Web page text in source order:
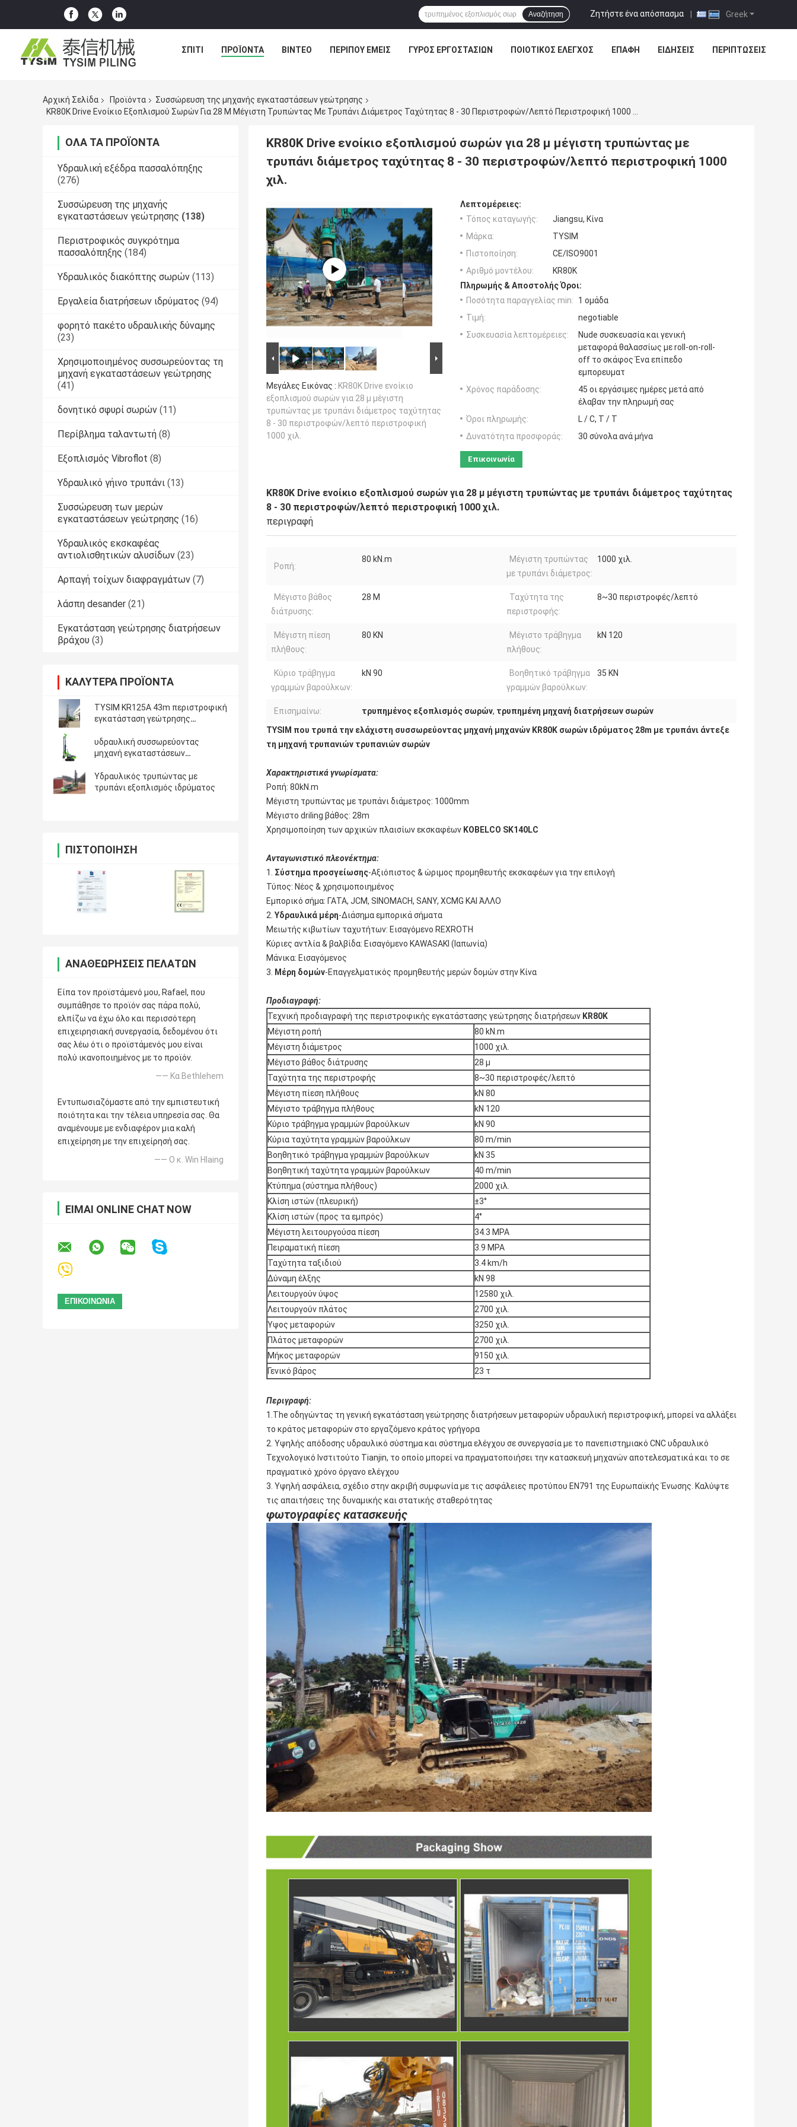
Greek
Ζητήστε ένα απόσπασμα |
Αναζήτηση
ΣΠΊΤΙ ΠΡΟΪΌΝΤΑ ΒΊΝΤΕΟ ΠΕΡΊΠΟΥ ΕΜΕΊΣ ΓΎΡΟΣ ΕΡΓΟΣΤΑΣΊΩΝ ΠΟΙΟΤΙΚΌΣ ΈΛΕΓΧΟΣ ΕΠΑΦΉ ΕΙΔΗΣΕΙΣ ΠΕΡΙΠΤΏΣΕΙΣ
Αρχική Σελίδα Προϊόντα
Συσσώρευση της μηχανής εγκαταστάσεων γεώτρησης
ΌΛΑ ΤΑ ΠΡΟΪΌΝΤΑ
Υδραυλική εξέδρα πασσαλόπηξης
(276)
Συσσώρευση της μηχανής
εγκαταστάσεων γεώτρησης (138)
Περιστροφικός συγκρότημα
πασσαλόπηξης (184)
Υδραυλικός διακόπτης σωρών (113)
Εργαλεία διατρήσεων ιδρύματος (94)
φορητό πακέτο υδραυλικής δύναμης
(23)
Χρησιμοποιημένος συσσωρεύοντας τη
μηχανή εγκαταστάσεων γεώτρησης
(41)
δονητικό σφυρί σωρών (11)
Περίβλημα ταλαντωτή (8)
Εξοπλισμός Vibroflot (8)
Υδραυλικό γήινο τρυπάνι (13)
Συσσώρευση των μερών
εγκαταστάσεων γεώτρησης (16)
Υδραυλικός εκσκαφέας
αντιολισθητικών αλυσίδων (23)
Αρπαγή τοίχων διαφραγμάτων (7)
λάσπη desander (21)
Εγκατάσταση γεώτρησης διατρήσεων
βράχου (3)
ΚΑΛΎΤΕΡΑ ΠΡΟΪΌΝΤΑ
TYSIM KR125A 43m περιστροφική
εγκατάσταση γεώτρησης
υδραυλική συσσωρεύοντας
μηχανή εγκαταστάσεων
Υδραυλικός τρυπώντας με
τρυπάνι εξοπλισμός ιδρύματος
ΠΙΣΤΟΠΟΊΗΣΗ
ΑΝΑΘΕΩΡΉΣΕΙΣ ΠΕΛΑΤΏΝ
Είπα τον προϊστάμενό μου, Rafael, που
συμπάθησε το προϊόν σας πάρα πολύ,
ελπίζω να έχω όλο και περισσότερη
επιχειρησιακή συνεργασία, δεδομένου ότι
σας λέω ότι ο προϊστάμενός μου είναι
πολύ ικανοποιημένος με το προϊόν.
—— Κα Bethlehem
Εντυπωσιαζόμαστε από την εμπιστευτική
ποιότητα και την τέλεια υπηρεσία σας. Θα
αναμένουμε με ενδιαφέρον μια καλή
επιχείρηση με την επιχείρησή σας.
—— Ο κ. Win Hlaing
ΕΊΜΑΙ ONLINE CHAT NOW
KR80K Drive ενοίκιο εξοπλισμού σωρών για 28 μ μέγιστη τρυπώντας με
τρυπάνι διάμετρος ταχύτητας 8 - 30 περιστροφών/λεπτό περιστροφική 1000
χιλ.
Μεγάλες Εικόνας : KR80K Drive ενοίκιο
εξοπλισμού σωρών για 28 μ μέγιστη
τρυπώντας με τρυπάνι διάμετρος ταχύτητας
8 - 30 περιστροφών/λεπτό περιστροφική
1000 χιλ.
Λεπτομέρειες:
Τόπος καταγωγής:
Jiangsu, Κίνα
Μάρκα:
TYSIM
Πιστοποίηση:
CE/ISO9001
Αριθμό μοντέλου:
KR80K
Πληρωμής & Αποστολής Όροι:
Ποσότητα παραγγελίας min:
1 ομάδα
Τιμή:
negotiable
Συσκευασία λεπτομέρειες:
Nude συσκευασία και γενική
μεταφορά θαλασσίως με roll-on-roll-
off το σκάφος Ένα επίπεδο
εμπορευματ
Χρόνος παράδοσης:
45 οι εργάσιμες ημέρες μετά από
έλαβαν την πληρωμή σας
Όροι πληρωμής:
L / C, T / T
Δυνατότητα προσφοράς:
30 σύνολα ανά μήνα
Επικοινωνία
KR80K Drive ενοίκιο εξοπλισμού σωρών για 28 μ μέγιστη τρυπώντας με τρυπάνι διάμετρος ταχύτητας
8 - 30 περιστροφών/λεπτό περιστροφική 1000 χιλ.
περιγραφή
Ροπή:
80 kN.m
Μέγιστη τρυπώντας
με τρυπάνι διάμετρος:
1000 χιλ.
Μέγιστο βάθος
διάτρυσης:
28 Μ
Ταχύτητα της
περιστροφής:
8~30 περιστροφές/λεπτό
Μέγιστη πίεση
πλήθους:
80 KN
Μέγιστο τράβηγμα
πλήθους:
kN 120
Κύριο τράβηγμα
γραμμών βαρούλκων:
kN 90
Βοηθητικό τράβηγμα
γραμμών βαρούλκων:
35 KN
Επισημαίνω: τρυπημένος εξοπλισμός σωρών, τρυπημένη μηχανή διατρήσεων σωρών
TYSIM που τρυπά την ελάχιστη συσσωρεύοντας μηχανή μηχανών KR80K σωρών ιδρύματος 28m με τρυπάνι άντεξε
τη μηχανή τρυπανιών τρυπανιών σωρών
Χαρακτηριστικά γνωρίσματα:
Ροπή: 80kN.m
Μέγιστη τρυπώντας με τρυπάνι διάμετρος: 1000mm
Μέγιστο driling βάθος: 28m
Χρησιμοποίηση των αρχικών πλαισίων εκσκαφέων KOBELCO SK140LC
Ανταγωνιστικό πλεονέκτημα:
1. Σύστημα προσγείωσης-Αξιόπιστος & ώριμος προμηθευτής εκσκαφέων για την επιλογή
Τύπος: Νέος & χρησιμοποιημένος
Εμπορικό σήμα: ΓΑΤΑ, JCM, SINOMACH, SANY, XCMG ΚΑΙ ΆΛΛΟ
2. Υδραυλικά μέρη-Διάσημα εμπορικά σήματα
Μειωτής κιβωτίων ταχυτήτων: Εισαγόμενο REXROTH
Κύριες αντλία & βαλβίδα: Εισαγόμενο KAWASAKI (Ιαπωνία)
Μάνικα: Εισαγόμενος
3. Μέρη δομών-Επαγγελματικός προμηθευτής μερών δομών στην Κίνα
Προδιαγραφή:
Τεχνική προδιαγραφή της περιστροφικής εγκατάστασης γεώτρησης διατρήσεων KR80K
Μέγιστη ροπή
80 kN.m
Μέγιστη διάμετρος
1000 χιλ.
Μέγιστο βάθος διάτρυσης
28 μ
Ταχύτητα της περιστροφής
8~30 περιστροφές/λεπτό
Μέγιστη πίεση πλήθους
kN 80
Μέγιστο τράβηγμα πλήθους
kN 120
Κύριο τράβηγμα γραμμών βαρούλκων
kN 90
Κύρια ταχύτητα γραμμών βαρούλκων
80 m/min
Βοηθητικό τράβηγμα γραμμών βαρούλκων
kN 35
Βοηθητική ταχύτητα γραμμών βαρούλκων
40 m/min
Κτύπημα (σύστημα πλήθους)
2000 χιλ.
Κλίση ιστών (πλευρική)
±3°
Κλίση ιστών (προς τα εμπρός)
4°
Μέγιστη λειτουργούσα πίεση
34.3 MPA
Πειραματική πίεση
3.9 MPA
Ταχύτητα ταξιδιού
3.4 km/h
Δύναμη έλξης
kN 98
Λειτουργούν ύψος
12580 χιλ.
Λειτουργούν πλάτος
2700 χιλ.
Ύψος μεταφορών
3250 χιλ.
Πλάτος μεταφορών
2700 χιλ.
Μήκος μεταφορών
9150 χιλ.
Γενικό βάρος
23 τ
Περιγραφή:
1.The οδηγώντας τη γενική εγκατάσταση γεώτρησης διατρήσεων μεταφορών υδραυλική περιστροφική, μπορεί να αλλάξει
το κράτος μεταφορών στο εργαζόμενο κράτος γρήγορα
2. Υψηλής απόδοσης υδραυλικό σύστημα και σύστημα ελέγχου σε συνεργασία με το πανεπιστημιακό CNC υδραυλικό
Τεχνολογικό Ινστιτούτο Tianjin, το οποίο μπορεί να πραγματοποιήσει την κατασκευή μηχανών αποτελεσματικά και το σε
πραγματικό χρόνο όργανο ελέγχου
3. Υψηλή ασφάλεια, σχέδιο στην ακριβή συμφωνία με τις ασφάλειες προτύπου EN791 της Ευρωπαϊκής Ένωσης. Καλύψτε
τις απαιτήσεις της δυναμικής και στατικής σταθερότητας
φωτογραφίες κατασκευής